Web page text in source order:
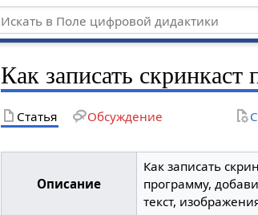
Как записать
Статья Обсуждение
Описание
Как записать
программу,
текст,